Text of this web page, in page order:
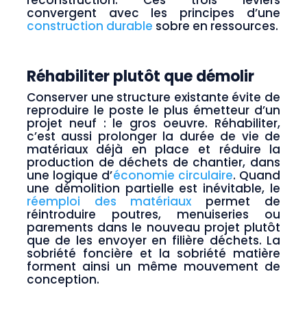
convergent avec les principes d’une
construction durable sobre en ressources.
Réhabiliter plutôt que démolir
Conserver une structure existante évite de
reproduire le poste le plus émetteur d’un
projet neuf : le gros oeuvre. Réhabiliter,
c’est aussi prolonger la durée de vie de
matériaux déjà en place et réduire la
production de déchets de chantier, dans
une logique d’économie circulaire. Quand
une démolition partielle est inévitable, le
réemploi des matériaux permet de
réintroduire poutres, menuiseries ou
parements dans le nouveau projet plutôt
que de les envoyer en filière déchets. La
sobriété foncière et la sobriété matière
forment ainsi un même mouvement de
conception.